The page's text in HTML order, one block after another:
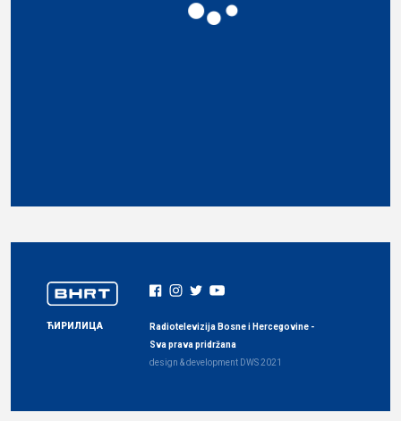
ЋИРИЛИЦА
Radiotelevizija Bosne i Hercegovine -
Sva prava pridržana
design & development DWS2021